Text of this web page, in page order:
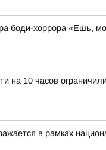
боди-хоррора «Ешь,
на 10 часов
в рамках